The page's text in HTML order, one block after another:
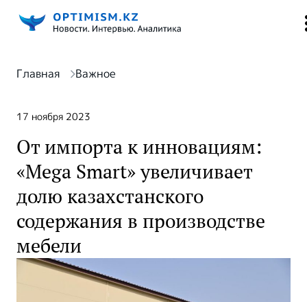
Главная Важное
17 ноября 2023
От импорта к инновациям:
«Mega Smart» увеличивает
долю казахстанского
содержания в производстве
мебели